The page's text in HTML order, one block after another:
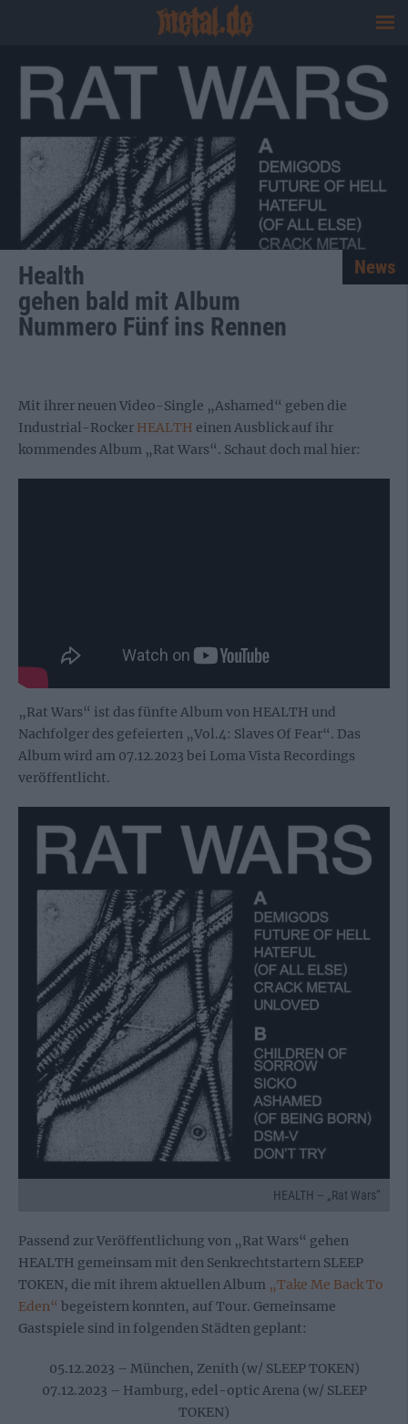
Health
gehen bald mit Album
Nummero Fünf ins Rennen
News
Mit ihrer neuen Video-Single „Ashamed“ geben die
Industrial-Rocker HEALTH einen Ausblick auf ihr
kommendes Album „Rat Wars“. Schaut doch mal hier:
„Rat Wars“ ist das fünfte Album von HEALTH und
Nachfolger des gefeierten „Vol.4: Slaves Of Fear“. Das
Album wird am 07.12.2023 bei Loma Vista Recordings
veröffentlicht.
HEALTH – „Rat Wars“
Passend zur Veröffentlichung von „Rat Wars“ gehen
HEALTH gemeinsam mit den Senkrechtstartern SLEEP
TOKEN, die mit ihrem aktuellen Album „Take Me Back To
Eden“ begeistern konnten, auf Tour. Gemeinsame
Gastspiele sind in folgenden Städten geplant:
05.12.2023 – München, Zenith (w/ SLEEP TOKEN)
07.12.2023 – Hamburg, edel-optic Arena (w/ SLEEP
TOKEN)